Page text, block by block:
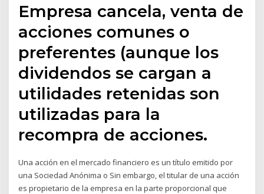
Empresa cancela, venta de
acciones comunes o
preferentes (aunque los
dividendos se cargan a
utilidades retenidas son
utilizadas para la
recompra de acciones.
Una acción en el mercado financiero es un título emitido por
una Sociedad Anónima o Sin embargo, el titular de una acción
es propietario de la empresa en la parte proporcional que